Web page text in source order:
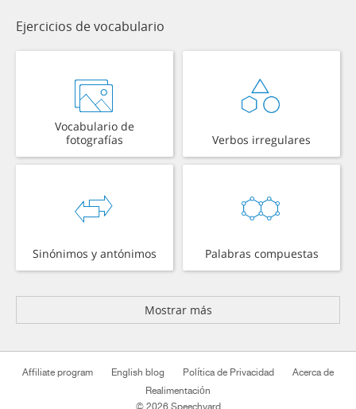
Ejercicios de vocabulario
Vocabulario de
fotografías
Verbos irregulares
Sinónimos y antónimos Palabras compuestas
Mostrar más
Affiliate program English blog Política de Privacidad
Acerca de
Realimentación
© 2026 Speechyard